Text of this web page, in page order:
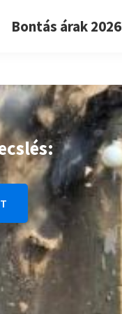
Bontás árak 2026